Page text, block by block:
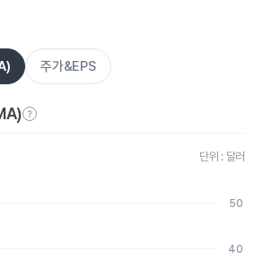
주가&EPS
단위 : 달러
displaying values. Data ranges from40
50